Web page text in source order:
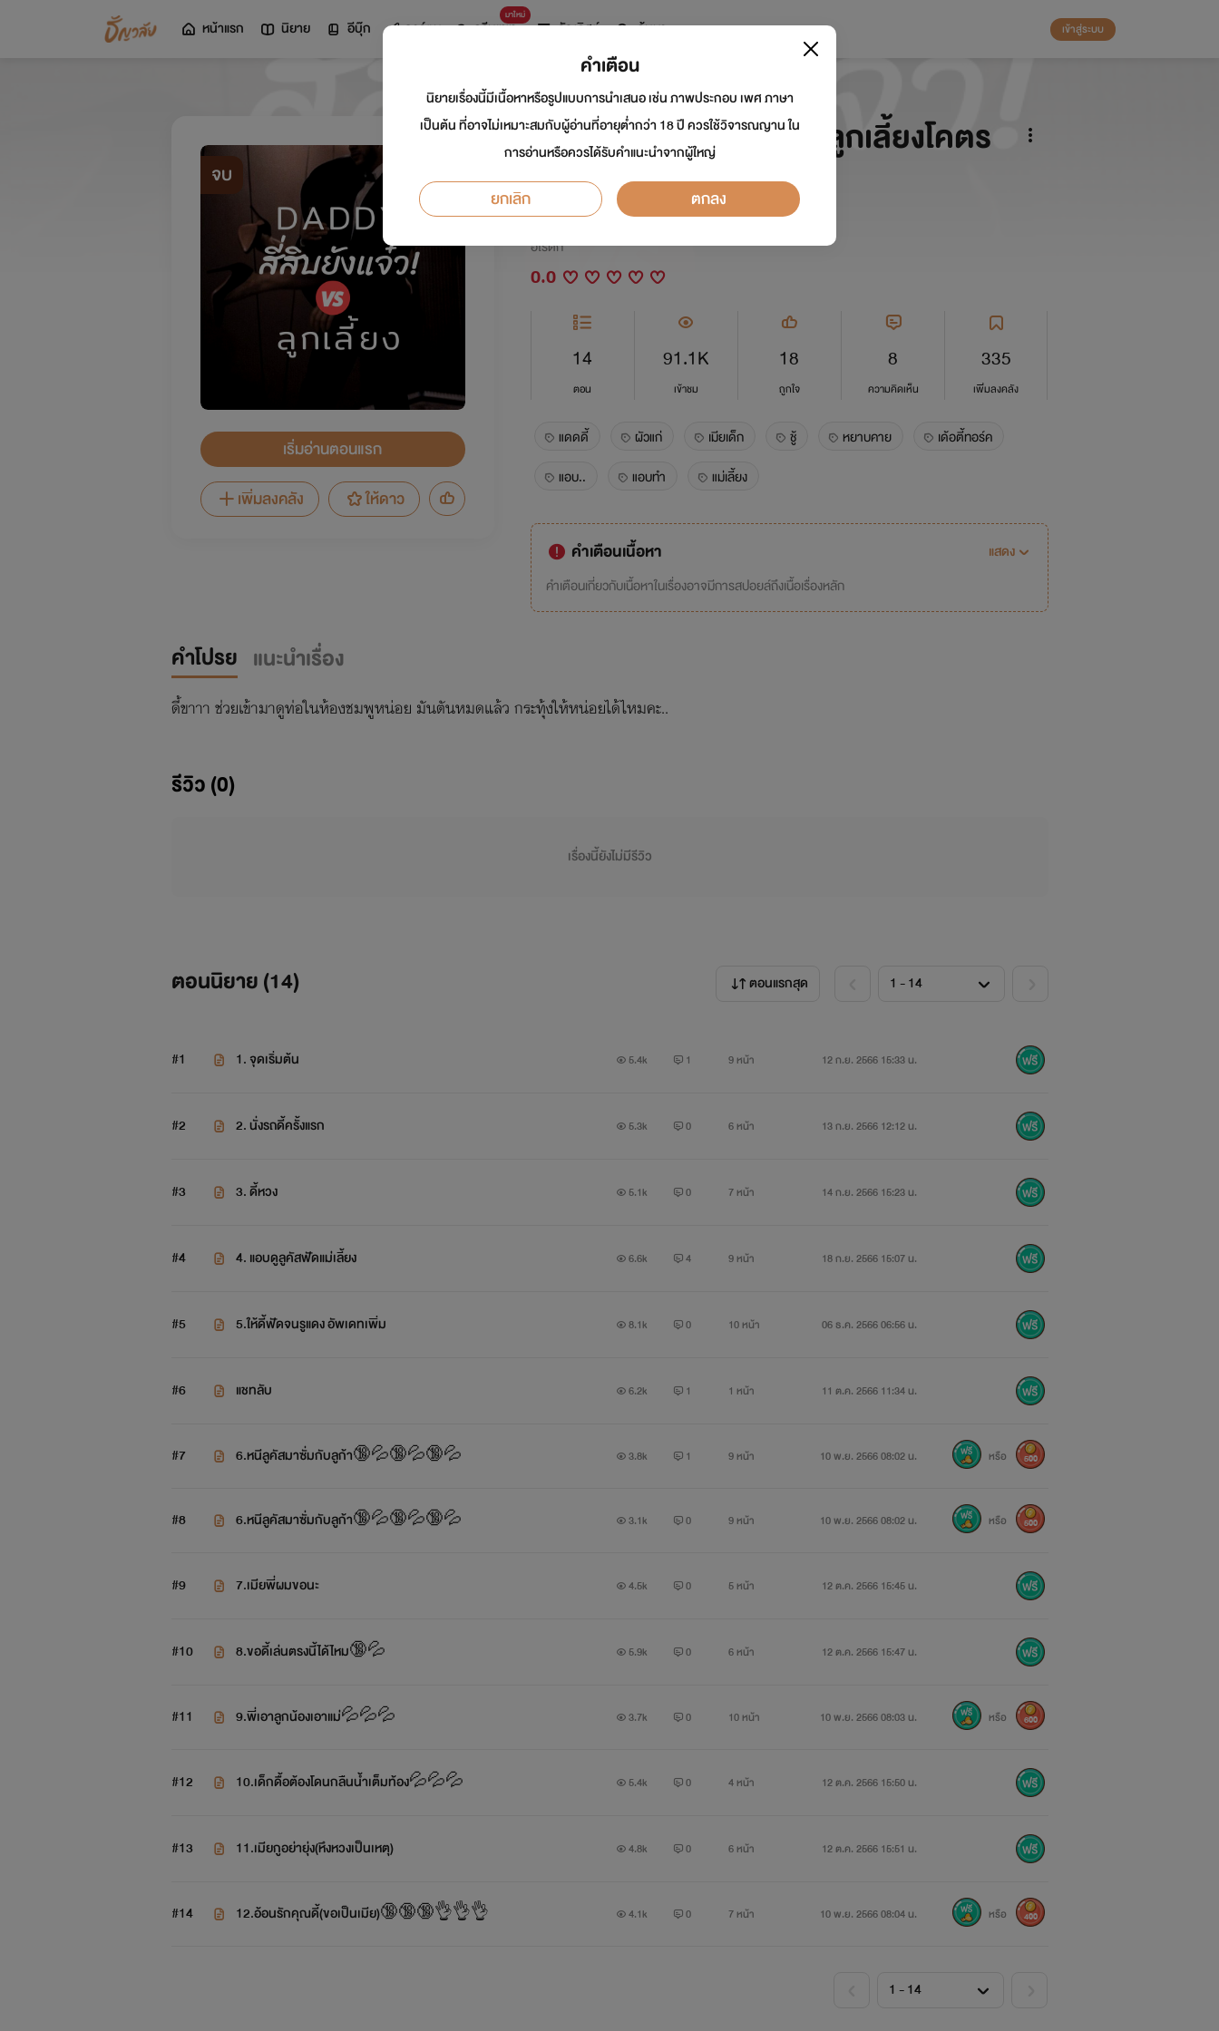
หน้าแรก นิยาย อีบุ๊ก การ์ตูน
มาใหม่
ดรีมแชท ธัญลิสต์ ค้นหา เข้าสู่ระบบ
จบ
เริ่มอ่านตอนแรก
เพิ่มลงคลัง
ให้ดาว
daddy ปืนโตเผด็จศึกลูกเลี้ยงโคตร
ร่าน
นักเขียน:โรแกน
อีโรติก
0.0
14
ตอน
91.1K
เข้าชม
18
ถูกใจ
8
ความคิดเห็น
335
เพิ่มลงคลัง
แดดดี้ ผัวแก่ เมียเด็ก ชู้ หยาบคาย
เด้อตี้ทอร์ค
แอบ..
แอบทำ แม่เลี้ยง
คำเตือนเนื้อหา
แสดง
คำเตือนเกี่ยวกับเนื้อหาในเรื่องอาจมีการสปอยล์ถึงเนื้อเรื่องหลัก
คำโปรย แนะนำเรื่อง
ดี้ขาาา ช่วยเข้ามาดูท่อในห้องชมพูหน่อย มันตันหมดแล้ว กระทุ้งให้หน่อยได้ไหมคะ..
รีวิว (0)
เรื่องนี้ยังไม่มีรีวิว
ตอนนิยาย (14) ตอนแรกสุด
#1 1. จุดเริ่มต้น 5.4k 1 9 หน้า 12 ก.ย. 2566 15:33 น.
#2 2. นั่งรถดี้ครั้งแรก 5.3k 0 6 หน้า 13 ก.ย. 2566 12:12 น.
#3 3. ดี้หวง 5.1k 0 7 หน้า 14 ก.ย. 2566 15:23 น.
#4 4. แอบดูลูคัสฟัดแม่เลี้ยง 6.6k 4 9 หน้า 18 ก.ย. 2566 15:07 น.
#5 5.ให้ดี้ฟัดจนรูแดง อัพเดทเพิ่ม 8.1k 0 10 หน้า 06 ธ.ค. 2566 06:56 น.
#6 แชทลับ 6.2k 1 1 หน้า 11 ต.ค. 2566 11:34 น.
#7 6.หนีลูคัสมาซั่มกับลูก้า🔞💦🔞💦🔞💦 3.8k 1 9 หน้า 10 พ.ย. 2566 08:02 น. หรือ 500
#8 6.หนีลูคัสมาซั่มกับลูก้า🔞💦🔞💦🔞💦 3.1k 0 9 หน้า 10 พ.ย. 2566 08:02 น. หรือ 500
#9 7.เมียพี่ผมขอนะ 4.5k 0 5 หน้า 12 ต.ค. 2566 15:45 น.
#10 8.ขอดี้เล่นตรงนี้ได้ไหม🔞💦 5.9k 0 6 หน้า 12 ต.ค. 2566 15:47 น.
#11 9.พี่เอาลูกน้องเอาแม่💦💦💦 3.7k 0 10 หน้า 10 พ.ย. 2566 08:03 น. หรือ 600
#12 10.เด็กดื้อต้องโดนกลืนน้ำเต็มท้อง💦💦💦 5.4k 0 4 หน้า 12 ต.ค. 2566 15:50 น.
#13 11.เมียกูอย่ายุ่ง(หึงหวงเป็นเหตุ) 4.8k 0 6 หน้า 12 ต.ค. 2566 15:51 น.
#14 12.อ้อนรักคุณดี้(ขอเป็นเมีย)🔞🔞🔞👌👌👌 4.1k 0 7 หน้า 10 พ.ย. 2566 08:04 น. หรือ 400
คำเตือน
นิยายเรื่องนี้มีเนื้อหาหรือรูปแบบการนำเสนอ เช่น ภาพประกอบ เพศ ภาษา
เป็นต้น ที่อาจไม่เหมาะสมกับผู้อ่านที่อายุต่ำกว่า 18 ปี ควรใช้วิจารณญาน ใน
การอ่านหรือควรได้รับคำแนะนำจากผู้ใหญ่
ยกเลิก ตกลง